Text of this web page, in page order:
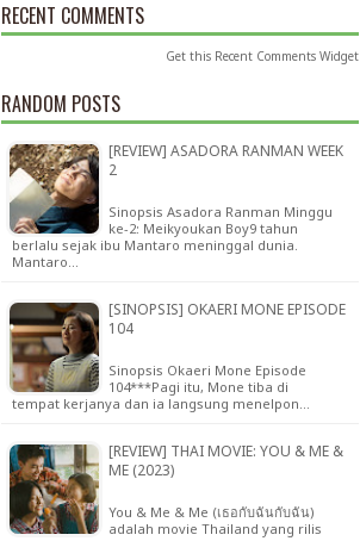
RECENT COMMENTS
Get this Recent Comments Widget
RANDOM POSTS
[REVIEW] ASADORA RANMAN WEEK
2
Sinopsis Asadora Ranman Minggu
ke-2: Meikyoukan Boy9 tahun
berlalu sejak ibu Mantaro meninggal dunia.
Mantaro…
[SINOPSIS] OKAERI MONE EPISODE
104
Sinopsis Okaeri Mone Episode
104***Pagi itu, Mone tiba di
tempat kerjanya dan ia langsung menelpon…
[REVIEW] THAI MOVIE: YOU & ME &
ME (2023)
You & Me & Me (เธอกับฉันกับฉัน)
adalah movie Thailand yang rilis